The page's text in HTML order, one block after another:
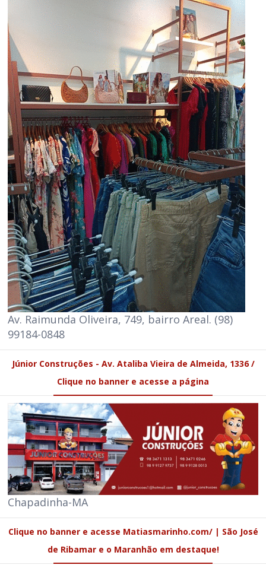
Av. Raimunda Oliveira, 749, bairro Areal. (98)
99184-0848
Júnior Construções - Av. Ataliba Vieira de Almeida, 1336 /
Clique no banner e acesse a página
Chapadinha-MA
Clique no banner e acesse Matiasmarinho.com/ | São José
de Ribamar e o Maranhão em destaque!